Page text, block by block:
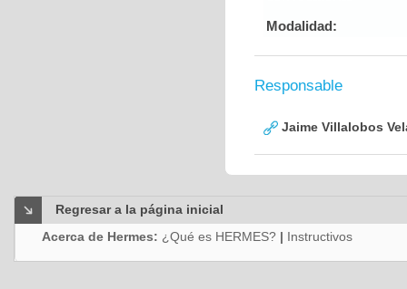
Modalidad:
Responsable
Jaime Villalobos
Regresar a la página inicial
Acerca de Hermes: ¿Qué es HERMES? | Instructivos